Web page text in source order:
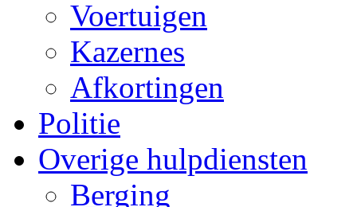
Voertuigen
Kazernes
Afkortingen
Politie
Overige hulpdiensten
Berging